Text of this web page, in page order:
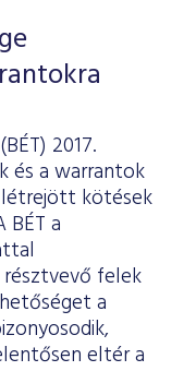
2017.
és a warrantok
kötések
a
felek
a
eltér a